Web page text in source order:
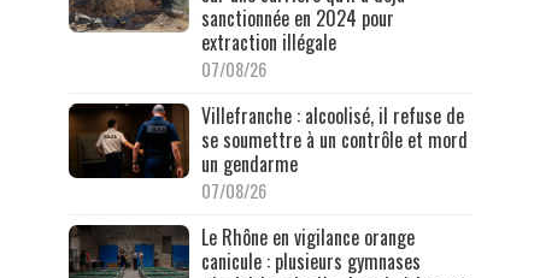
sanctionnée en 2024 pour
extraction illégale
07/08/26
Villefranche : alcoolisé, il refuse de
se soumettre à un contrôle et mord
un gendarme
07/08/26
Le Rhône en vigilance orange
canicule : plusieurs gymnases